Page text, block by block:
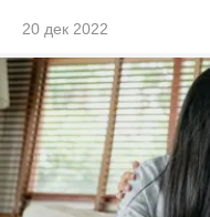
20 дек 2022